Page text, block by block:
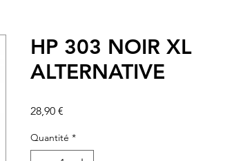
HP 303 NOIR XL
ALTERNATIVE
28,90 €
Quantité *